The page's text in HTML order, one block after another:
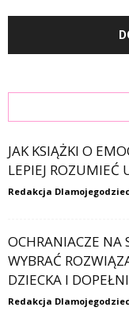
JAK KSIĄŻKI O
LEPIEJ ROZUMIEĆ
Redakcja
OCHRANIACZE NA
WYBRAĆ
DZIECKA I
Redakcja